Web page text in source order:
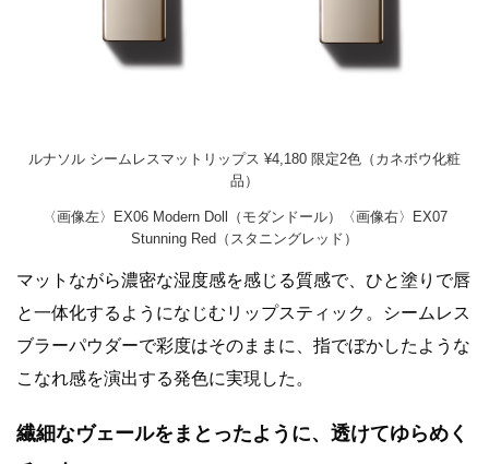
ルナソル シームレスマットリップス ¥4,180 限定2色（カネボウ化粧
品）
〈画像左〉EX06 Modern Doll（モダンドール）〈画像右〉EX07
Stunning Red（スタニングレッド）
マットながら濃密な湿度感を感じる質感で、ひと塗りで唇
と一体化するようになじむリップスティック。シームレス
ブラーパウダーで彩度はそのままに、指でぼかしたような
こなれ感を演出する発色に実現した。
繊細なヴェールをまとったように、透けてゆらめく